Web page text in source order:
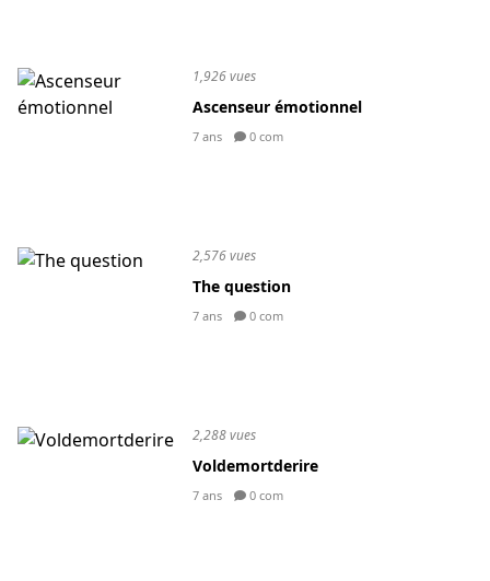
1,926 vues
Ascenseur émotionnel
7 ans 0 com
2,576 vues
The question
7 ans 0 com
2,288 vues
Voldemortderire
7 ans 0 com